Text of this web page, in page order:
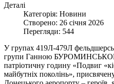
Деталі
Категорія: Новини
Створено: 26 січня 2026
Перегляди: 544
У групах 419Л-479Л
групи Ганною
патріотичну годину «Подвиг
майбутніх поколінь»,